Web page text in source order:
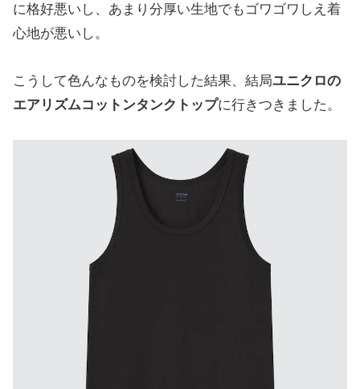
に格好悪いし、あまり分厚い生地でもゴワゴワしえ着
心地が悪いし。
こうして色んなものを検討した結果、結局ユニクロの
エアリズムコットンタンクトップに行きつきました。